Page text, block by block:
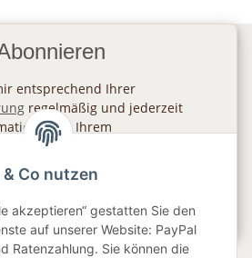
entsprechend Ihrer
regelmäßig und jederzeit
zu Ihrem
E-Mail zu.
Co nutzen
akzeptieren“ gestatten Sie den
auf unserer Website: PayPal
Ratenzahlung. Sie können die